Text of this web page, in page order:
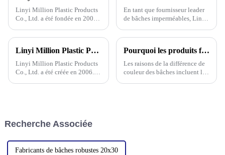
Linyi Million Plastic Products
Co., Ltd. a été fondée en 2006
production et la
imperméables en PE et PP,
disponibles dans différentes
couleurs et spécifications.
En tant que fournisseur leader
de bâches imperméables, Linyi
Ltd. est fier de proposer sa
haute qualité. Remarque
importante : nous vendons ce
produit uniquement en
Linyi Million Plastic Products Co., Ltd. : votre expert de confiance en bâches imperméables ----Fabricant professionnel de bâches depuis 2006
Linyi Million Plastic Products
Co., Ltd. a été créée en 2006.
Pourquoi les produits fabriqués par l'usine présentent-ils encore des différences de couleur même si j'ai fourni une carte de couleur (numéro de couleur) ou un échantillon ?
Les raisons de la différence de
couleur des bâches incluent les
Recherche Associée
Fabricants de bâches robustes 20x30